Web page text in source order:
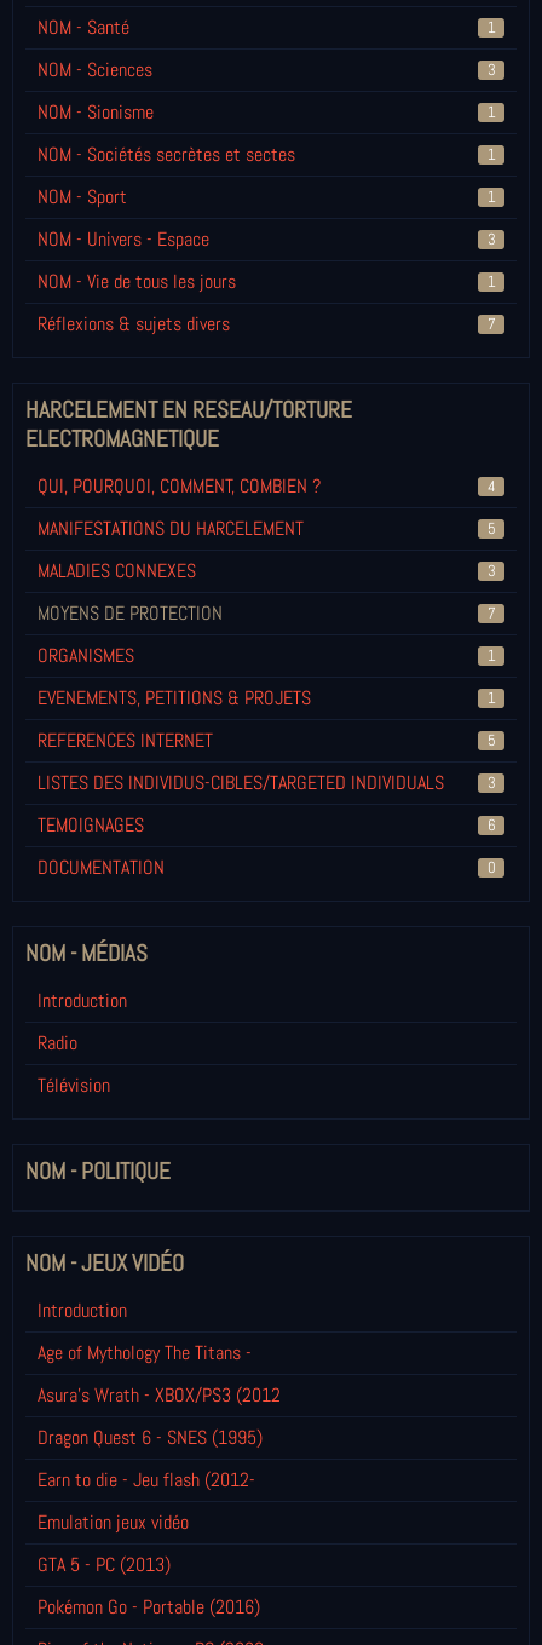
NOM - Santé 1
NOM - Sciences 3
NOM - Sionisme 1
NOM - Sociétés secrètes et sectes 1
NOM - Sport 1
NOM - Univers - Espace 3
NOM - Vie de tous les jours 1
Réflexions & sujets divers 7
HARCELEMENT EN RESEAU/TORTURE
ELECTROMAGNETIQUE
QUI, POURQUOI, COMMENT, COMBIEN ? 4
MANIFESTATIONS DU HARCELEMENT 5
MALADIES CONNEXES 3
MOYENS DE PROTECTION 7
ORGANISMES 1
EVENEMENTS, PETITIONS & PROJETS 1
REFERENCES INTERNET 5
LISTES DES INDIVIDUS-CIBLES/TARGETED INDIVIDUALS 3
TEMOIGNAGES 6
DOCUMENTATION 0
NOM - MÉDIAS
Introduction
Radio
Télévision
NOM - POLITIQUE
NOM - JEUX VIDÉO
Introduction
Age of Mythology The Titans -
Asura's Wrath - XBOX/PS3 (2012
Dragon Quest 6 - SNES (1995)
Earn to die - Jeu flash (2012-
Emulation jeux vidéo
GTA 5 - PC (2013)
Pokémon Go - Portable (2016)